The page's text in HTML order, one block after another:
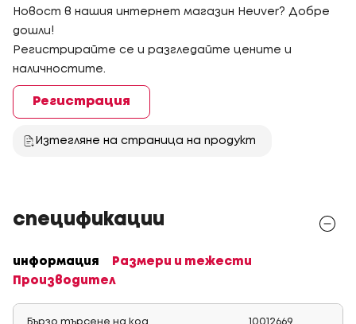
Новост в нашия интернет магазин Heuver? Добре
дошли!
Регистрирайте се и разгледайте цените и
наличностите.
Регистрация
Изтегляне на страница на продукт
спецификации
информация
Размери и тежести
Производител
Бързо търсене на код 10012669